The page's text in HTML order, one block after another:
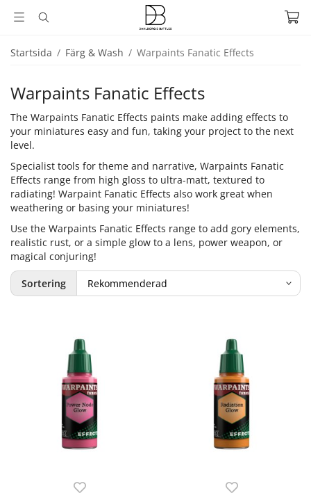
Startsida / Färg & Wash / Warpaints Fanatic Effects
Warpaints Fanatic Effects
The Warpaints Fanatic Effects paints make adding effects to
your miniatures easy and fun, taking your project to the next
level.
Specialist tools for theme and narrative, Warpaints Fanatic
Effects range from high gloss to ultra-matt, textured to
radiating! Warpaint Fanatic Effects also work great when
weathering or basing your miniatures!
Use the Warpaints Fanatic Effects range to add gory elements,
realistic rust, or a simple glow to a lens, power weapon, or
magical conjuring!
Sortering